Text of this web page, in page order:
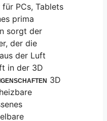
PCs, Tablets
prima
sorgt der
der die
der Luft
in der 3D
3D